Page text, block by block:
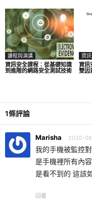
課程與演講
資訊安全課程：從基礎知識
到進階的網路安全測試技術
資
資訊
雙因
1條評論
Marisha 2020-
我的手機被監控
是手機裡所有內
是看不到的 這該
回覆